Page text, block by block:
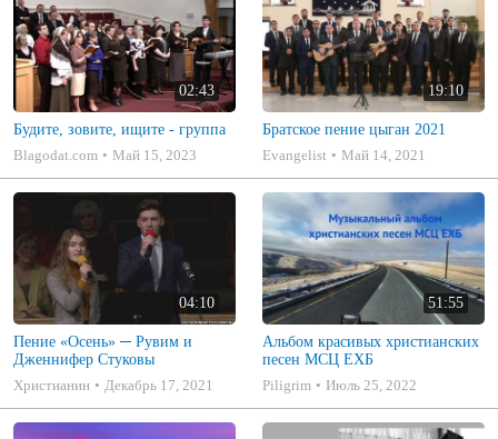
02:43
Будите, зовите, ищите - группа
Blagodat.com
Май 15, 2023
19:10
Братское пение цыган 2021
Evangelist
Май 14, 2021
04:10
Пение «Осень» ─ Рувим и
Дженнифер Стуковы
Христианин
Декабрь 17, 2021
51:55
Альбом красивых христианских
песен МСЦ ЕХБ
Piligrim
Июль 25, 2022